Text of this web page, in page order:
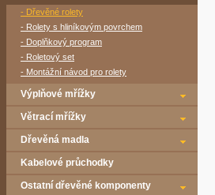
- Dřevěné rolety
- Rolety s hliníkovým povrchem
- Doplňkový program
- Roletový set
- Montážní návod pro rolety
Výplňové mřížky
Větrací mřížky
Dřevěná madla
Kabelové průchodky
Ostatní dřevěné komponenty